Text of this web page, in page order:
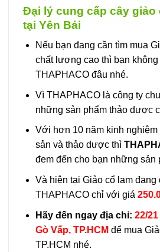
Đại lý cung cấp cây giảo
tại Yên Bái
Nếu bạn đang cần tìm mua
chất lượng cao thì bạn không
THAPHACO đâu nhé.
Vì THAPHACO là công ty
những sản phẩm thảo dược
Với hơn 10 năm kinh nghiệm
sản và thảo dược thì
đem đến cho bạn những sản
Và hiện tại Giảo cổ lam
THAPHACO chỉ với giá
Hãy đến ngay địa chỉ: 22/
Gò Vấp, TP.HCM để mua
TP.HCM nhé.